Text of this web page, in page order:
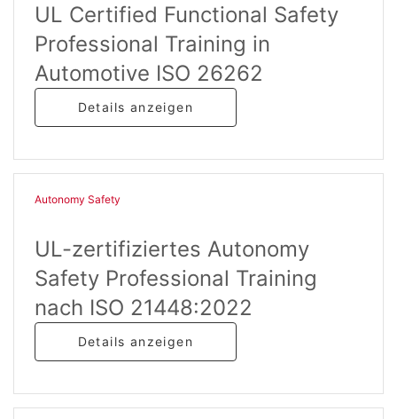
UL Certified Functional Safety
Professional Training in
Automotive ISO 26262
Details anzeigen
Autonomy Safety
UL-zertifiziertes Autonomy
Safety Professional Training
nach ISO 21448:2022
Details anzeigen